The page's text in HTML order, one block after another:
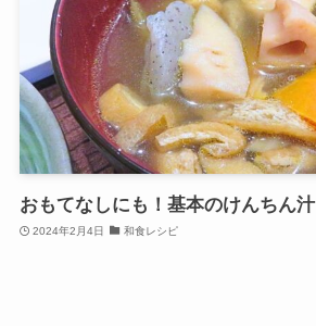
おもてなしにも！基本のけんちん汁
2024年2月4日 和食レシピ